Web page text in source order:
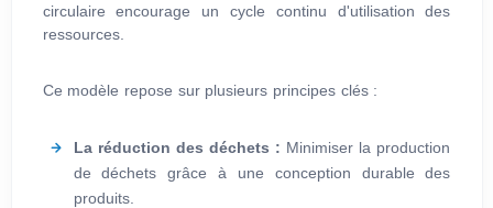
circulaire encourage un cycle continu d'utilisation des
ressources.
Ce modèle repose sur plusieurs principes clés :
La réduction des déchets : Minimiser la production
de déchets grâce à une conception durable des
produits.